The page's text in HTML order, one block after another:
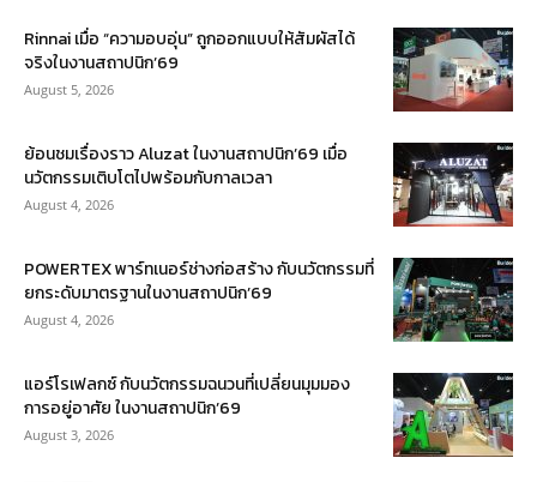
Rinnai เมื่อ “ความอบอุ่น” ถูกออกแบบให้สัมผัสได้
จริงในงานสถาปนิก’69
August 5, 2026
ย้อนชมเรื่องราว Aluzat ในงานสถาปนิก’69 เมื่อ
นวัตกรรมเติบโตไปพร้อมกับกาลเวลา
August 4, 2026
POWERTEX พาร์ทเนอร์ช่างก่อสร้าง กับนวัตกรรมที่
ยกระดับมาตรฐานในงานสถาปนิก’69
August 4, 2026
แอร์โรเฟลกซ์ กับนวัตกรรมฉนวนที่เปลี่ยนมุมมอง
การอยู่อาศัย ในงานสถาปนิก’69
August 3, 2026